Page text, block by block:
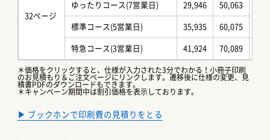
32ページ
ゆったりコース(7営業日) 29,946 50,063
標準コース(5営業日) 35,935 60,075
特急コース(3営業日) 41,924 70,089
＊価格をクリックすると、仕様が入力された3分でわかる！小冊子印刷
のお見積もり＆ご注文ページにリンクします。遷移後に仕様の変更、見
積書PDFのダウンロードもできます。
＊キャンペーン期間中は割引価格を表示しております。
▶ ブックホンで印刷費の見積りをとる